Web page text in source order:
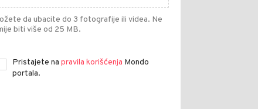
da ubacite do 3 fotografije ili videa. Ne
biti više od 25 MB.
Pristajete na pravila korišćenja Mondo
portala.